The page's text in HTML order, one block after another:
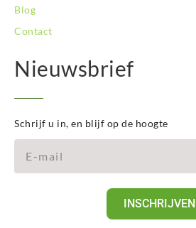
Blog
Contact
Nieuwsbrief
Schrijf u in, en blijf op de hoogte
INSCHRIJVEN